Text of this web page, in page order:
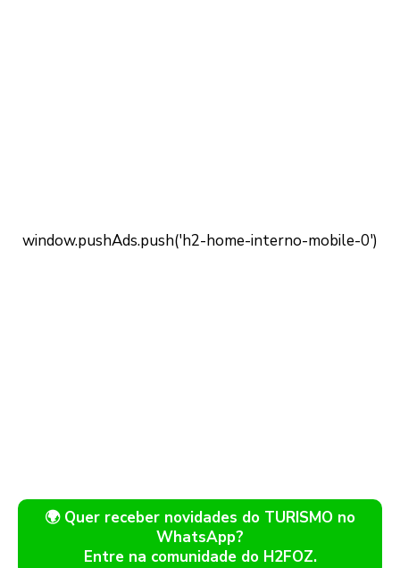
🌍 Quer receber novidades do TURISMO no
WhatsApp?
Entre na comunidade do H2FOZ.